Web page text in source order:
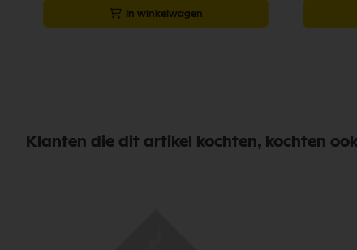
In winkelwagen
Klanten die dit artikel kochten, kochten